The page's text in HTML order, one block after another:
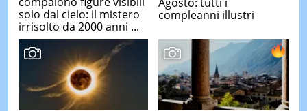
solo dal cielo: il mistero
irrisolto da 2000 anni ...
compleanni illustri